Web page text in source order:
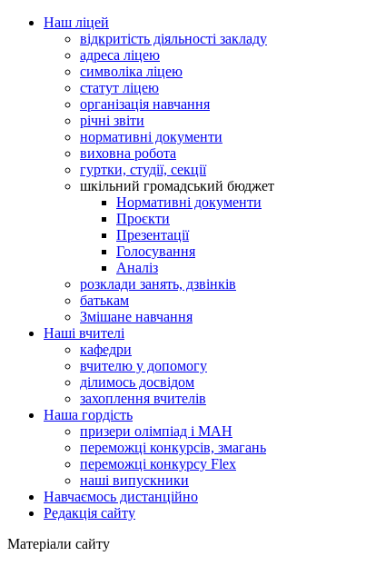
Наш ліцей
відкритість діяльності закладу
адреса ліцею
символіка ліцею
статут ліцею
організація навчання
річні звіти
нормативні документи
виховна робота
гуртки, студії, секції
шкільний громадський бюджет
Нормативні документи
Проєкти
Презентації
Голосування
Аналіз
розклади занять, дзвінків
батькам
Змішане навчання
Наші вчителі
кафедри
вчителю у допомогу
ділимось досвідом
захоплення вчителів
Наша гордість
призери олімпіад і МАН
переможці конкурсів, змагань
переможці конкурсу Flex
наші випускники
Навчаємось дистанційно
Редакція сайту
Матеріали сайту